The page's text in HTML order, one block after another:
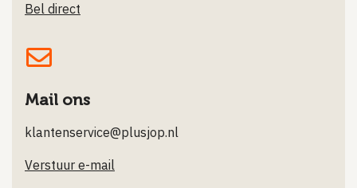
Bel direct
Mail ons
klantenservice@plusjop.nl
Verstuur e-mail